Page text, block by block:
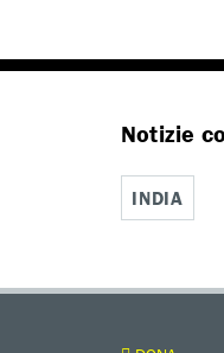
Notizie
INDIA